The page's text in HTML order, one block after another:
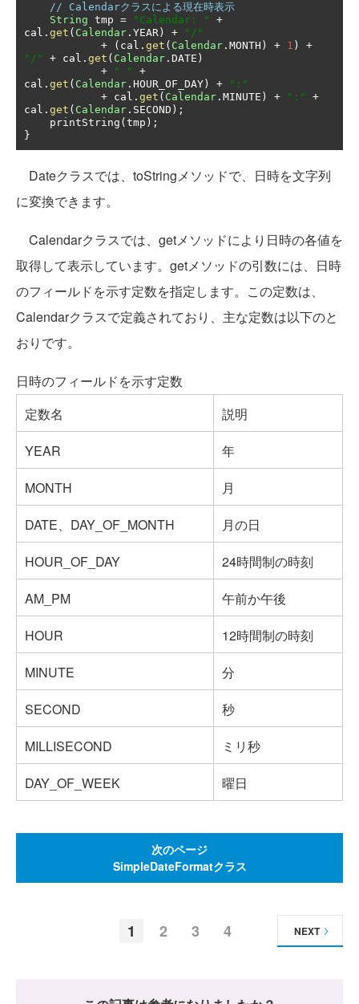
// Calendarクラスによる現在時表示
String tmp = "Calendar: "
+
cal . get ( Calendar . YEAR ) +
"/"
+
( cal . get ( Calendar . MONTH ) + 1 )
+
"/"
+ cal . get ( Calendar . DATE )
+
" "
+
cal . get ( Calendar . HOUR_OF_DAY ) +
":"
+ cal . get ( Calendar . MINUTE ) + ":"
+
cal . get ( Calendar . SECOND );
    printString
( tmp );
}
Dateクラスでは、toStringメソッドで、日時を文字列
に変換できます。
Calendarクラスでは、getメソッドにより日時の各値を
取得して表示しています。getメソッドの引数には、日時
のフィールドを示す定数を指定します。この定数は、
Calendarクラスで定義されており、主な定数は以下のと
おりです。
日時のフィールドを示す定数
定数名
説明
YEAR
年
MONTH
月
DATE、DAY_OF_MONTH
月の日
HOUR_OF_DAY
24時間制の時刻
AM_PM
午前か午後
HOUR
12時間制の時刻
MINUTE
分
SECOND
秒
MILLISECOND
ミリ秒
DAY_OF_WEEK
曜日
次のページ
SimpleDateFormatクラス
1 2 3 4 NEXT